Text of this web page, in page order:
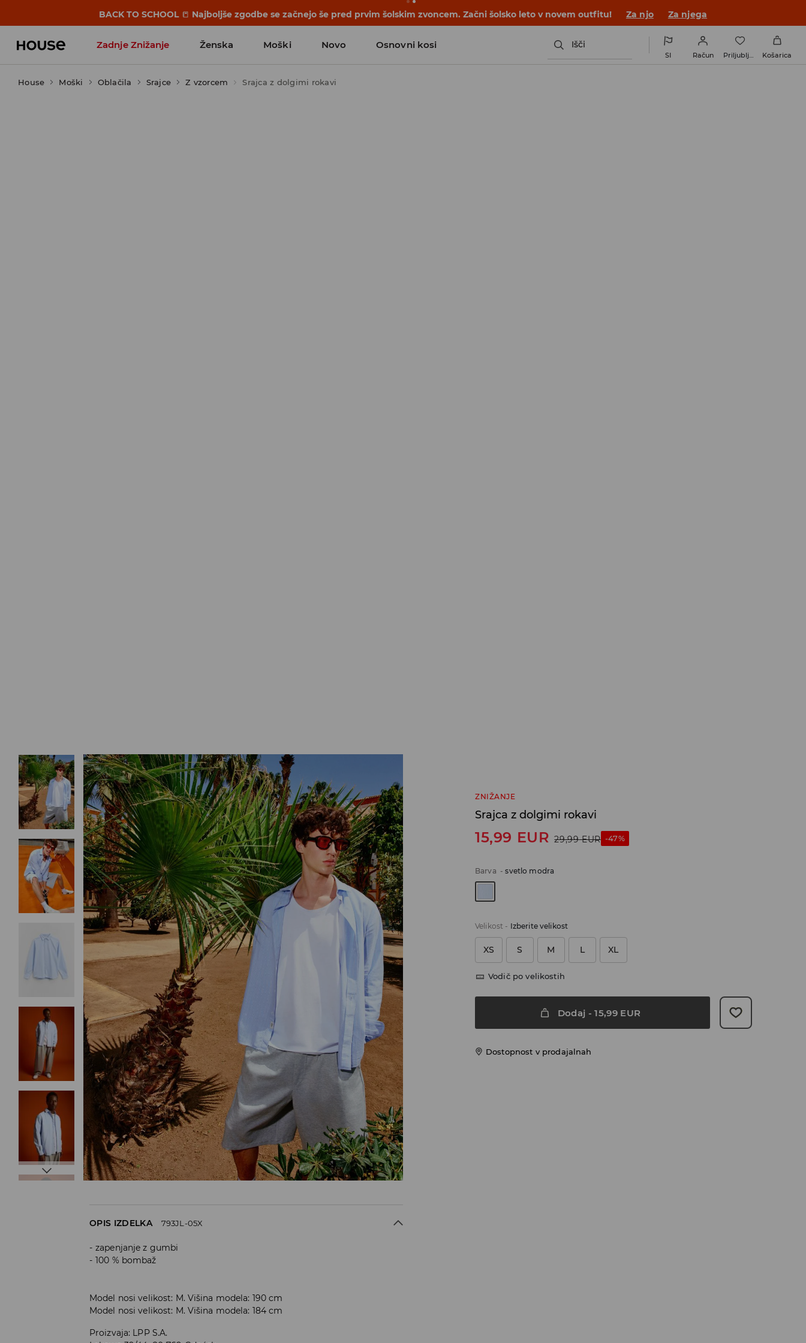
BACK TO SCHOOL 📒 Najboljše zgodbe se začnejo še pred prvim šolskim zvoncem. Začni šolsko leto v novem outfitu! Za njo Za njega
Zadnje Znižanje Ženska Moški Novo Osnovni kosi
Favoriti vplivnežev
Išči
SI Račun Priljubljene Košarica
House Moški Oblačila Srajce Z vzorcem Srajca z dolgimi rokavi
ZNIŽANJE
Srajca z dolgimi rokavi
15,99 EUR 29,99 EUR -47%
Barva -svetlo modra
Velikost - Izberite velikost
XS S M L XL
Vodič po velikostih
Dodaj -15,99 EUR
Dostopnost v prodajalnah
OPIS IZDELKA 793JL-05X
zapenjanje z gumbi
100 % bombaž
Model nosi velikost: M. Višina modela: 190 cm
Model nosi velikost: M. Višina modela: 184 cm
Proizvaja: LPP S.A.